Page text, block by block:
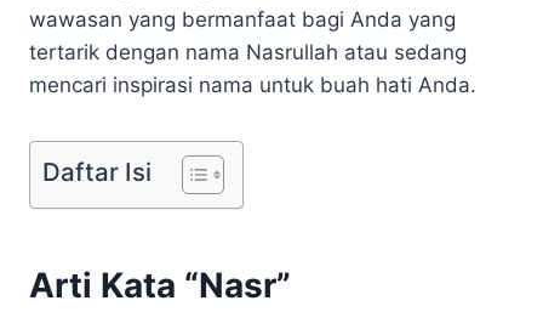
wawasan yang bermanfaat bagi Anda yang
tertarik dengan nama Nasrullah atau sedang
mencari inspirasi nama untuk buah hati Anda.
Daftar Isi
Arti Kata “Nasr”